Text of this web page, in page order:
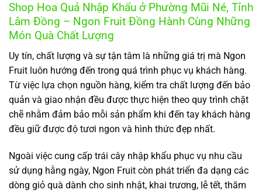
Shop Hoa Quả Nhập Khẩu ở Phường Mũi Né, Tỉnh
Lâm Đồng – Ngon Fruit Đồng Hành Cùng Những
Món Quà Chất Lượng
Uy tín, chất lượng và sự tận tâm là những giá trị mà Ngon
Fruit luôn hướng đến trong quá trình phục vụ khách hàng.
Từ việc lựa chọn nguồn hàng, kiểm tra chất lượng đến bảo
quản và giao nhận đều được thực hiện theo quy trình chặt
chẽ nhằm đảm bảo mỗi sản phẩm khi đến tay khách hàng
đều giữ được độ tươi ngon và hình thức đẹp nhất.
Ngoài việc cung cấp trái cây nhập khẩu phục vụ nhu cầu
sử dụng hằng ngày, Ngon Fruit còn phát triển đa dạng các
dòng giỏ quà dành cho sinh nhật, khai trương, lễ tết, thăm